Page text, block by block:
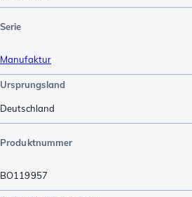
Serie
Manufaktur
Ursprungsland
Deutschland
Produktnummer
BO119957